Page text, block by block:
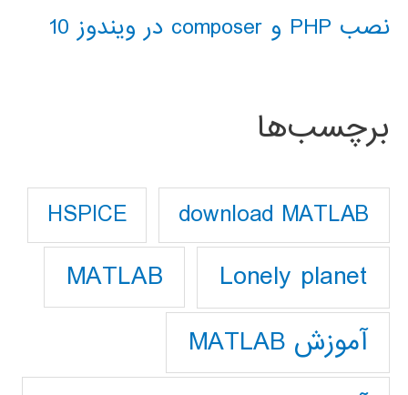
نصب PHP و composer در ویندوز 10
برچسب‌ها
download MATLAB
HSPICE
Lonely planet
MATLAB
آموزش MATLAB